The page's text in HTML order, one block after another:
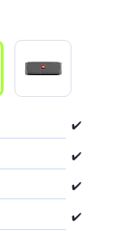
✔️
✔️
✔️
✔️